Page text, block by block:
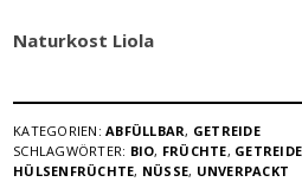
Naturkost Liola
KATEGORIEN:ABFÜLLBAR, GETREIDE
SCHLAGWÖRTER: BIO, FRÜCHTE, GETREIDE
HÜLSENFRÜCHTE, NÜSSE, UNVERPACKT